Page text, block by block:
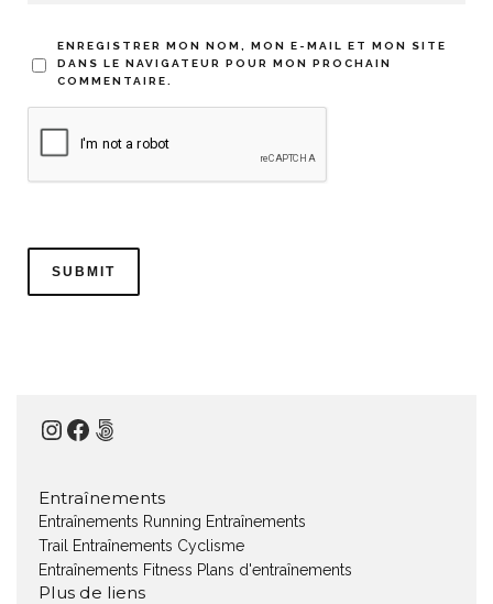
ENREGISTRER MON NOM, MON E-MAIL ET MON SITE
DANS LE NAVIGATEUR POUR MON PROCHAIN
COMMENTAIRE.
Instagram
Facebook
500px
Entraînements
Entraînements Running Entraînements
Trail
Entraînements Cyclisme
Entraînements Fitness Plans d'entraînements
Plus de liens